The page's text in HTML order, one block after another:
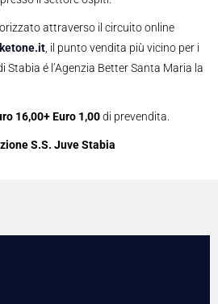
attraverso il circuito online
, il punto vendita più vicino per i
Stabia é l’Agenzia Better Santa Maria la
16,00+ Euro 1,00di prevendita.
S.S. Juve Stabia